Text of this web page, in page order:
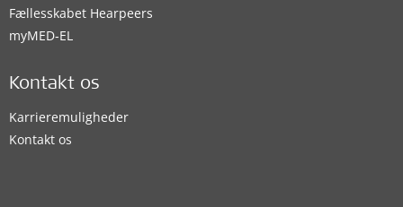
Fællesskabet Hearpeers
myMED‑EL
Kontakt os
Karrieremuligheder
Kontakt os